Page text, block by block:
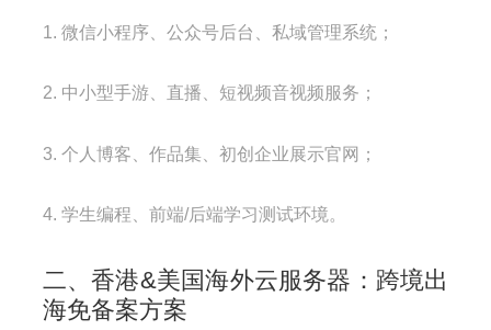
1. 微信小程序、公众号后台、私域管理系统；
2. 中小型手游、直播、短视频音视频服务；
3. 个人博客、作品集、初创企业展示官网；
4. 学生编程、前端/后端学习测试环境。
二、香港&美国海外云服务器：跨境出
海免备案方案